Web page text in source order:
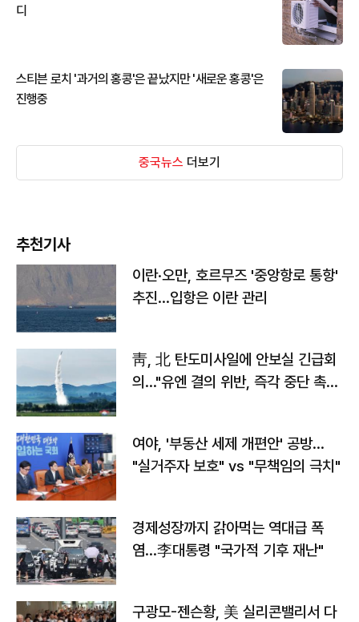
디
스티븐 로치 '과거의 홍콩'은 끝났지만 '새로운 홍콩'은
진행중
중국뉴스 더보기
추천기사
이란·오만, 호르무즈 '중앙항로 통항'
추진…입항은 이란 관리
靑, 北 탄도미사일에 안보실 긴급회
의…"유엔 결의 위반, 즉각 중단 촉
여야, '부동산 세제 개편안' 공방…
"실거주자 보호" vs "무책임의 극치"
경제성장까지 갉아먹는 역대급 폭
염…李대통령 "국가적 기후 재난"
구광모-젠슨황, 美 실리콘밸리서 다